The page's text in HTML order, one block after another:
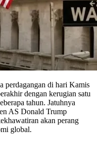
perdagangan di hari Kamis
dengan kerugian satu
tahun. Jatuhnya
AS Donald Trump
akan perang
global.